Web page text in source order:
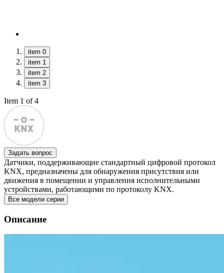
item 0
item 1
item 2
item 3
Item 1 of 4
Задать вопрос
Датчики, поддерживающие стандартный цифровой протокол
KNX, предназначены для обнаружения присутствия или
движения в помещении и управления исполнительными
устройствами, работающими по протоколу KNX.
Все модели серии
Описание